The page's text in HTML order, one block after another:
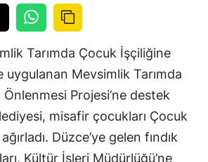
Tarımda Çocuk İşçiliğine
uygulanan Mevsimlik Tarımda
Projesi’ne destek
misafir çocukları Çocuk
Düzce’ye gelen fındık
Kültür İşleri Müdürlüğü’ne